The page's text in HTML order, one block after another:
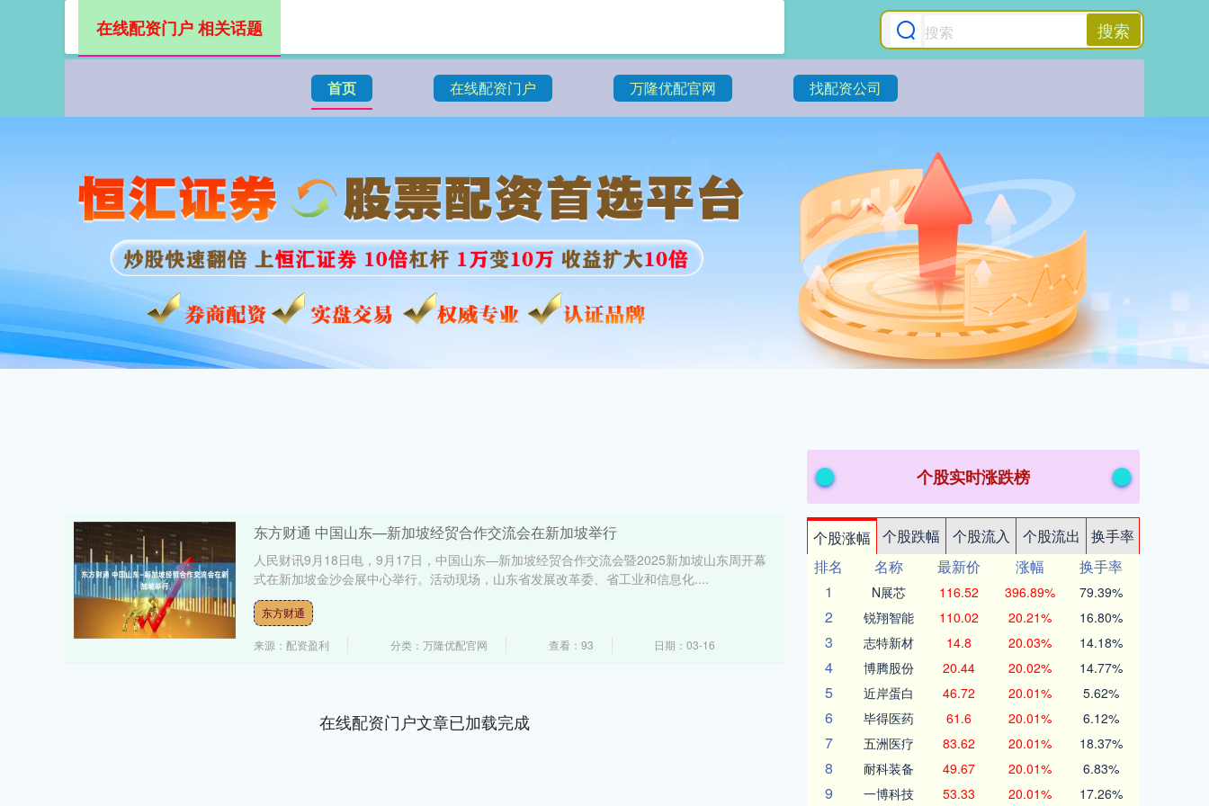
搜索
首页 在线配资门户 万隆优配官网 找配资公司
在线配资门户 相关话题
东方财通 中国山东—新加坡经贸合作交流会在新加坡举行
人民财讯9月18日电，9月17日，中国山东—新加坡经贸合作交流会暨2025新加坡山东周开幕
式在新加坡金沙会展中心举行。活动现场，山东省发展改革委、省工业和信息化....
东方财通
来源：配资盈利 分类：万隆优配官网 查看：93 日期：03-16
在线配资门户文章已加载完成
个股实时涨跌榜
个股涨幅 个股跌幅 个股流入 个股流出
换手率
排名
名称 最新价 涨幅
换手率
1
N展芯 116.52 396.89% 79.39%
2 锐翔智能 110.02 20.21% 16.80%
3 志特新材 14.8 20.03% 14.18%
4 博腾股份 20.44 20.02% 14.77%
5 近岸蛋白 46.72 20.01% 5.62%
6 毕得医药 61.6 20.01% 6.12%
7 五洲医疗 83.62 20.01% 18.37%
8 耐科装备 49.67 20.01% 6.83%
9 一博科技 53.33 20.01% 17.26%